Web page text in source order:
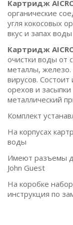
Картридж
органические
угля кокосовых
вкус и запах воды
Картридж
очистки воды от
металлы,
вирусов. Состоит
орехов и засыпки
металлический
Комплект
На корпусах
воды
Имеют разъемы
John Guest
На коробке
инструкция по